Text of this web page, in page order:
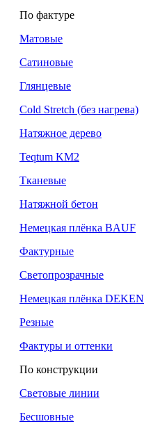
По фактуре
Матовые
Сатиновые
Глянцевые
Cold Stretch (без нагрева)
Натяжное дерево
Teqtum KM2
Тканевые
Натяжной бетон
Немецкая плёнка BAUF
Фактурные
Светопрозрачные
Немецкая плёнка DEKEN
Резные
Фактуры и оттенки
По конструкции
Световые линии
Бесшовные